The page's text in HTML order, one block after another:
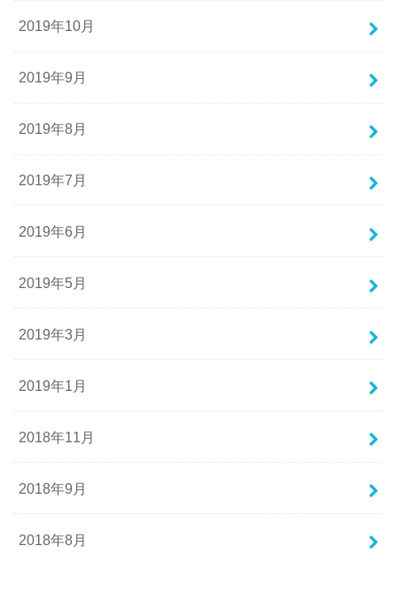
2019年10月
2019年9月
2019年8月
2019年7月
2019年6月
2019年5月
2019年3月
2019年1月
2018年11月
2018年9月
2018年8月